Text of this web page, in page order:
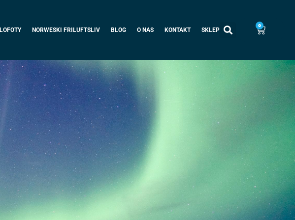
LOFOTY NORWESKI FRILUFTSLIV BLOG O NAS KONTAKT SKLEP
0